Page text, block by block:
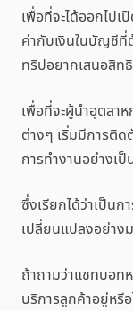
เพื่อที่จะได้ออกไป
ค่ากับเงินในบัญชี
ทริปอยากเสนอสิท
เพื่อที่จะผู้นำอุตสา
ต่างๆ เริ่มมีการติด
การทำงานอย่างเ
ซึ่งเรียกได้ว่าเป็น
เปลี่ยนแปลงอย่าง
ถ้าถามว่าแชทบอท
บริการลูกค้าอยู่หรื